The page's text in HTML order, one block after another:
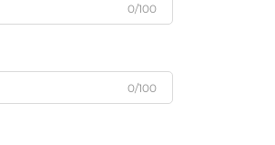
0/100
0/100